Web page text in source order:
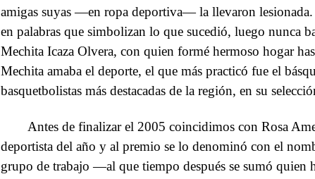
amigas suyas —en ropa deportiva— la llevaron lesionada.
en palabras que simbolizan lo que sucedió, luego nunca
Mechita Icaza Olvera, con quien formé hermoso hogar
Mechita amaba el deporte, el que más practicó fue el
basquetbolistas más destacadas de la región, en su
Antes de finalizar el 2005 coincidimos con Rosa
deportista del año y al premio se lo denominó con el
grupo de trabajo —al que tiempo después se sumó